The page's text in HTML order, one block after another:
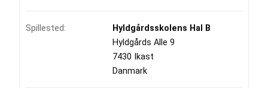
Spillested:
Hyldgårdsskolens Hal B
Hyldgårds Alle 9
7430 Ikast
Danmark